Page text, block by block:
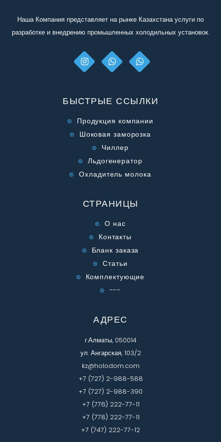
Наша Компания представляет на рынке Казахстана услуги по
разработке и внедрению промышленных холодильных установок.
БЫСТРЫЕ ССЫЛКИ
Продукция компании
Шоковая заморозка
Чиллер
Льдогенератор
Охладитель молока
СТРАНИЦЫ
О нас
Контакты
Бланк заказа
Статьи
Комплектующие
---
АДРЕС
г.Алматы, 050014
ул. Ангарская, 103/2
kz@holodom.com
+7 (727) 2-988-588
+7 (727) 2-988-390
+7 (776) 222-77-11
+7 (778) 222-77-11
+7 (747) 222-77-12